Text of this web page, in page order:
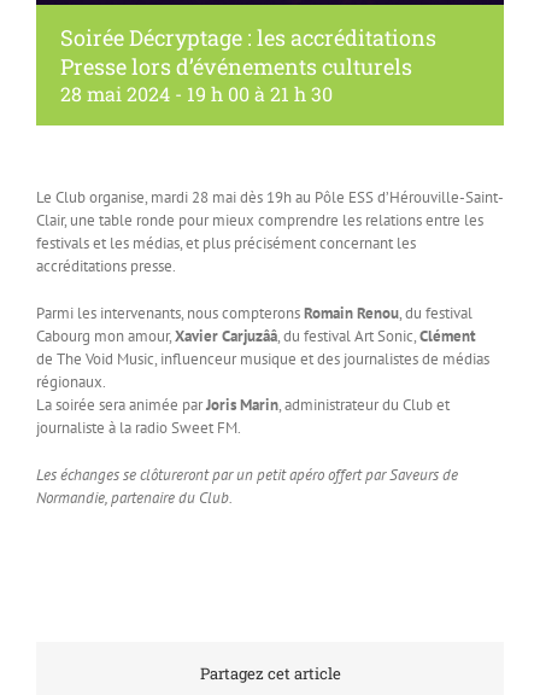
Soirée Décryptage : les accréditations
Presse lors d’événements culturels
28 mai 2024 - 19 h 00à 21 h 30
Le Club organise, mardi 28 mai dès 19h au Pôle ESS d’Hérouville-Saint-
Clair, une table ronde pour mieux comprendre les relations entre les
festivals et les médias, et plus précisément concernant les
accréditations presse.
Parmi les intervenants, nous compteronsRomain Renou, du festival
Cabourg mon amour,Xavier Carjuzââ, du festival Art Sonic,Clément
de The Void Music, influenceur musique et des journalistes de médias
régionaux.
La soirée sera animée parJoris Marin, administrateur du Club et
journaliste à la radio Sweet FM.
Les échanges se clôtureront par un petit apéro offert par Saveurs de
Normandie, partenaire du Club.
Partagez cet article